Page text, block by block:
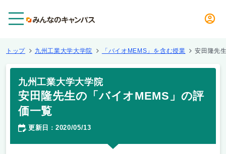
トップ 九州工業大学大学院 「バイオMEMS」を含む授業 安田隆先
九州工業大学大学院
安田隆先生の「バイオMEMS」の評
価一覧
更新日 ： 2020/05/13